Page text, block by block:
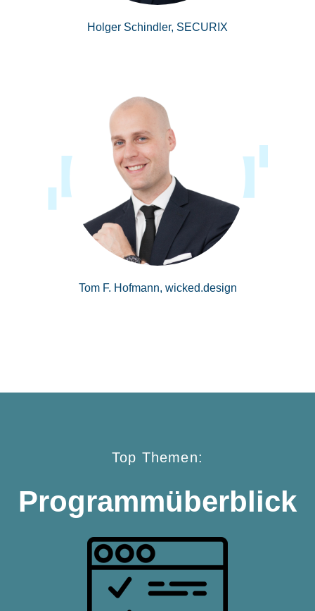
Holger Schindler, SECURIX
Tom F. Hofmann, wicked.design
Top Themen:
Programmüberblick